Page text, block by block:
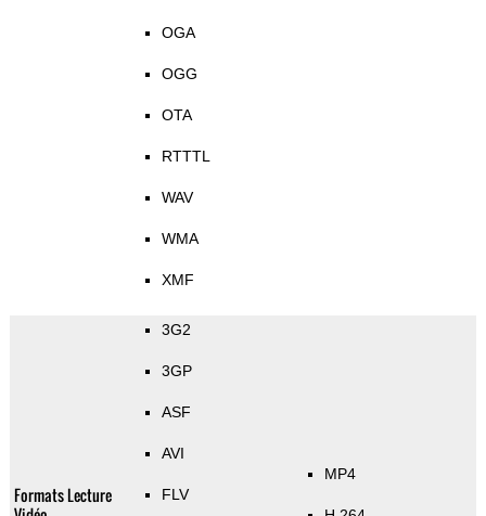
OGA
OGG
OTA
RTTTL
WAV
WMA
XMF
Formats Lecture
3G2
3GP
ASF
AVI
FLV
MP4